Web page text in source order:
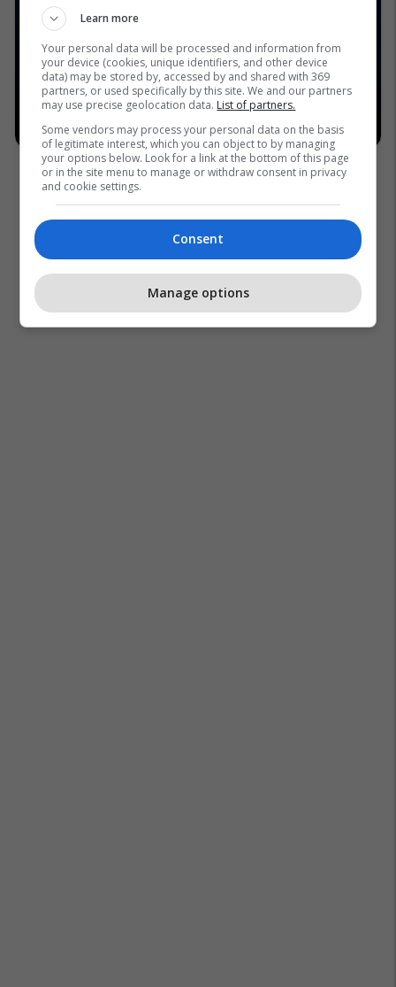
Learn more
Your personal data will be processed and information from
your device (cookies, unique identifiers, and other device
data) may be stored by, accessed by and shared with 369
partners, or used specifically by this site. We and our partners
may use precise geolocation data. List of partners.
Some vendors may process your personal data on the basis
of legitimate interest, which you can object to by managing
your options below. Look for a link at the bottom of this page
or in the site menu to manage or withdraw consent in privacy
and cookie settings.
Consent
Manage options